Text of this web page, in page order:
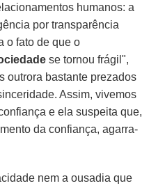
humanos: a
por transparência
o fato de que o
se tornou frágil",
outrora bastante prezados
Assim, vivemos
e ela suspeita que,
da confiança, agarra-
nem a ousadia que